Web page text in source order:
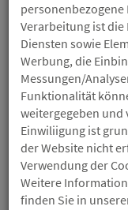
27.11.2025
ERHÄLT
personenbezogene
Verarbeitung ist
Diensten sowie
Werbung, die
Messungen/
Funktionalität
weitergegeben und
Einwiliigung ist
der Website nicht
Verwendung der
Weitere
finden Sie in